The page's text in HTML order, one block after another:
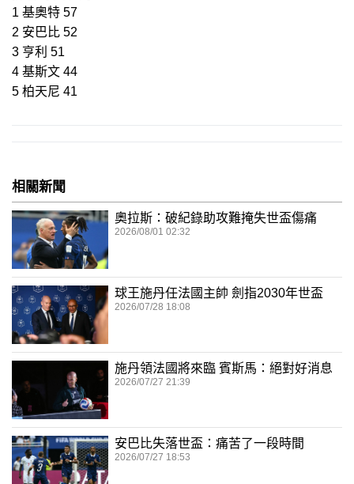
1 基奧特 57
2 安巴比 52
3 亨利 51
4 基斯文 44
5 柏天尼 41
相關新聞
奧拉斯：破紀錄助攻難掩失世盃傷痛
2026/08/01 02:32
球王施丹任法國主帥 劍指2030年世盃
2026/07/28 18:08
施丹領法國將來臨 賓斯馬：絕對好消息
2026/07/27 21:39
安巴比失落世盃：痛苦了一段時間
2026/07/27 18:53